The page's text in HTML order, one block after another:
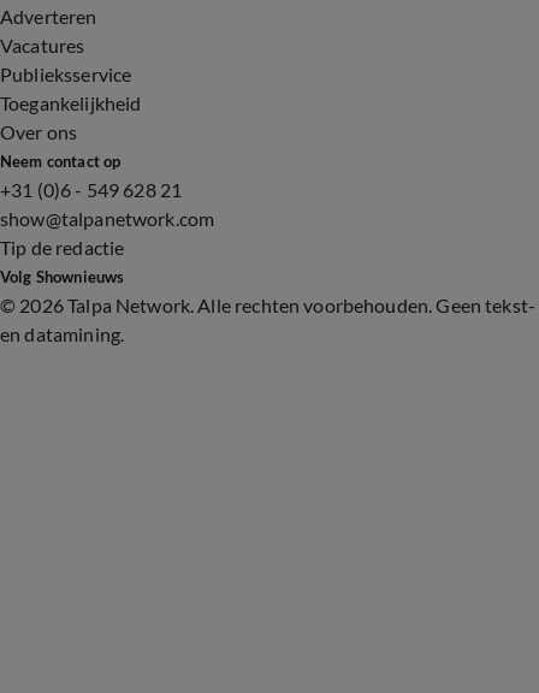
Adverteren
Vacatures
Publieksservice
Toegankelijkheid
Over ons
Neem contact op
+31 (0)6 - 549 628 21
show@talpanetwork.com
Tip de redactie
Volg Shownieuws
© 2026 Talpa Network. Alle rechten voorbehouden. Geen tekst-
en datamining.